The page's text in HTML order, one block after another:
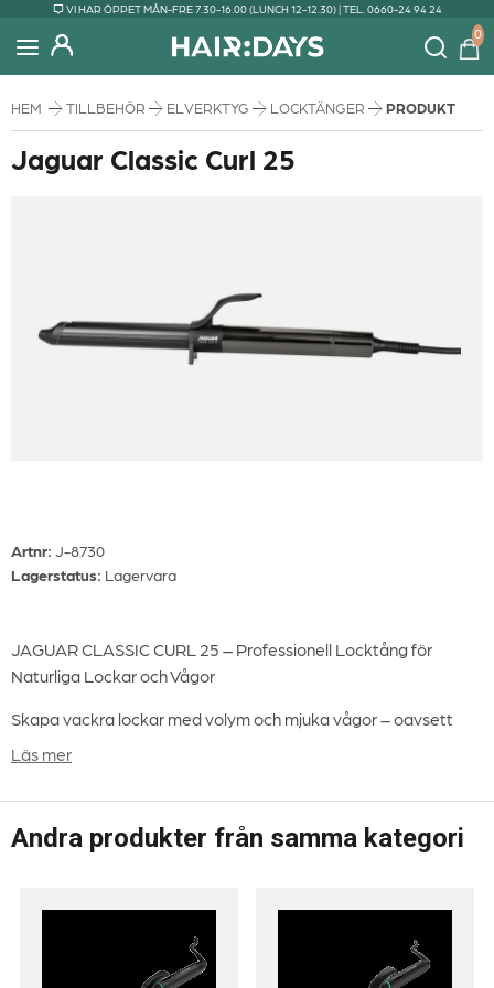
VI HAR ÖPPET MÅN-FRE 7.30-16.00 (LUNCH 12-12.30) | TEL. 0660-24 94 24
0
HEM TILLBEHÖR ELVERKTYG LOCKTÄNGER PRODUKT
Jaguar Classic Curl 25
Artnr: J-8730
Lagerstatus: Lagervara
JAGUAR CLASSIC CURL 25 – Professionell Locktång för
Naturliga Lockar och Vågor
Skapa vackra lockar med volym och mjuka vågor – oavsett
hårlängd. JAGUAR CLASSIC CURL 25 är en högkvalitativ
användarvänlig design och säkerhetsfunktioner som gör den
perfekt både för salong och hemmabruk.
Keramisk och turmalinbelagd värmestav (Ø 25 mm) för
skonsam och jämn värmefördelning
Justerbar temperatur i 7 steg: 80°C till 210°C
Läs mer
Andra produkter från samma kategori